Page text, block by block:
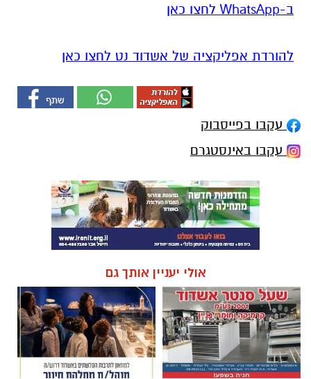
ב-WhatsApp לחצו כאן
להורדת אפליקציה של אשדוד נט לחצו כאן
עקבו בפייסבוק
עקבו באינסטגרם
אולי יעניין אותך גם